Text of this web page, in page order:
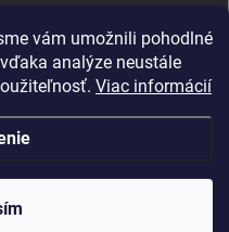
vám umožnili pohodlné
analýze neustále
Viac informácií
Všetky práva vyhradené.